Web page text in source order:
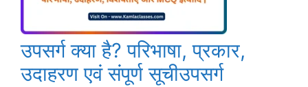
उपसर्ग क्या है? परिभाषा, प्रकार,
उदाहरण एवं संपूर्ण सूचीउपसर्ग